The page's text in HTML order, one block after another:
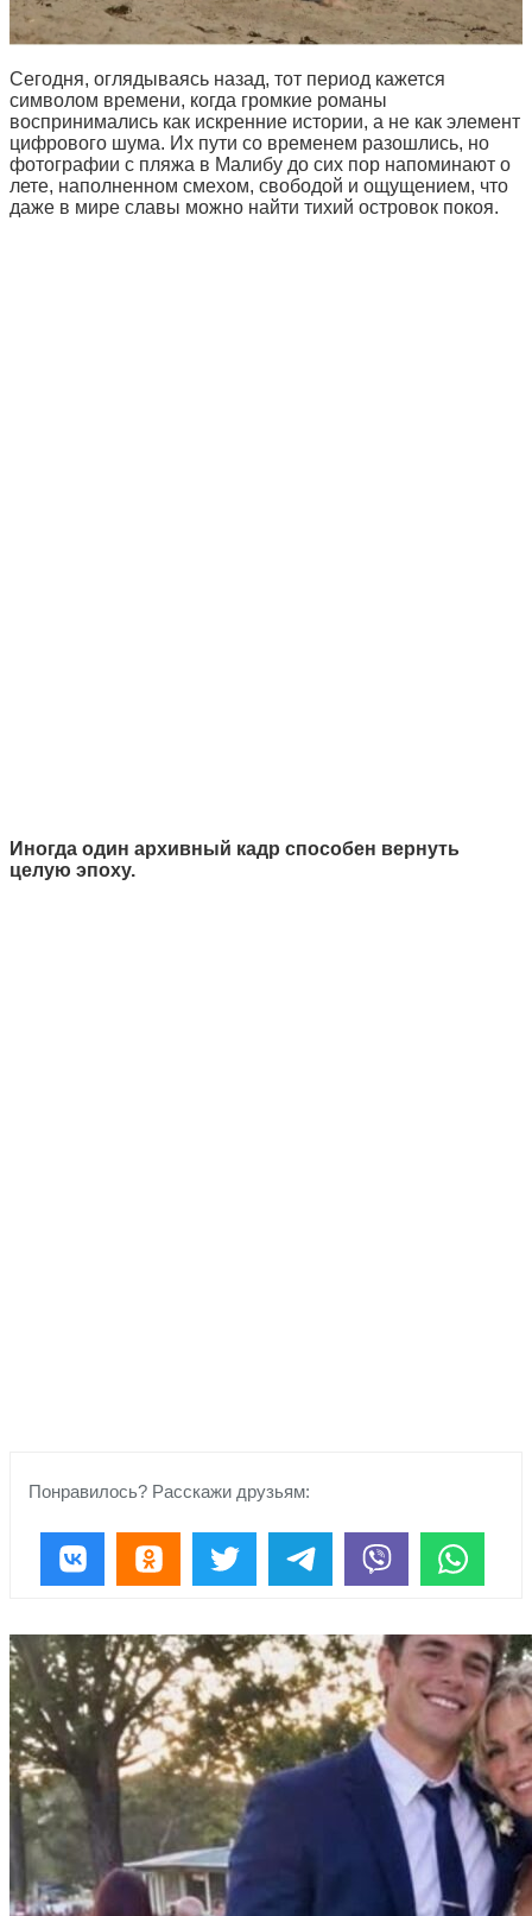
Сегодня, оглядываясь назад, тот период кажется
символом времени, когда громкие романы
воспринимались как искренние истории, а не как элемент
цифрового шума. Их пути со временем разошлись, но
фотографии с пляжа в Малибу до сих пор напоминают о
лете, наполненном смехом, свободой и ощущением, что
даже в мире славы можно найти тихий островок покоя.
Иногда один архивный кадр способен вернуть
целую эпоху.
Понравилось? Расскажи друзьям: